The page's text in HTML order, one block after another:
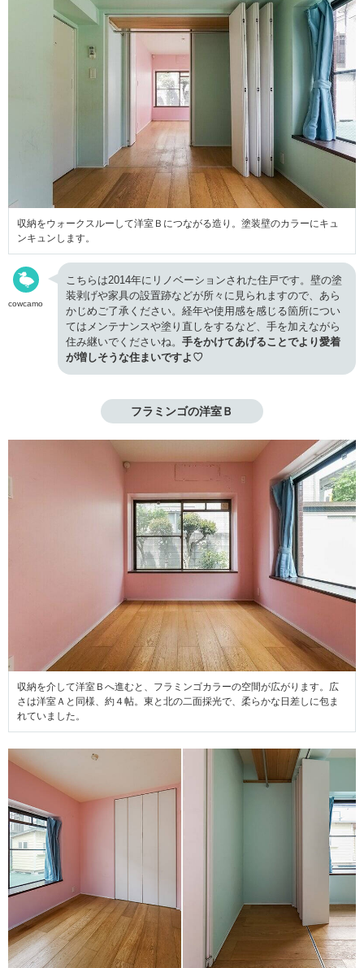
収納をウォークスルーして洋室Ｂにつながる造り。塗装壁のカラーにキュ
ンキュンします。
cowcamo
こちらは2014年にリノベーションされた住戸です。壁の塗
装剥げや家具の設置跡などが所々に見られますので、あら
かじめご了承ください。経年や使用感を感じる箇所につい
てはメンテナンスや塗り直しをするなど、手を加えながら
住み継いでくださいね。 手をかけてあげることでより愛着
が増しそうな住まいですよ♡
フラミンゴの洋室Ｂ
収納を介して洋室Ｂへ進むと、フラミンゴカラーの空間が広がります。広
さは洋室Ａと同様、約４帖。東と北の二面採光で、柔らかな日差しに包ま
れていました。